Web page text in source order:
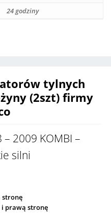
24 godziny
tylnych
(2szt) firmy
2009 KOMBI –
silni
stronę
prawą stronę